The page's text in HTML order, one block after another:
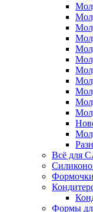
Всё для
Формочки
Формы